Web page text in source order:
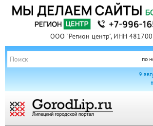
ООО "Регион центр", ИНН
по
9